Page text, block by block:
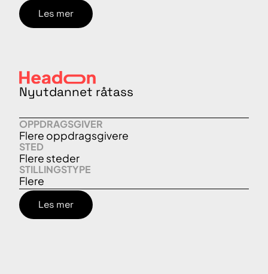
Les mer
Nyutdannet råtass
OPPDRAGSGIVER
Flere oppdragsgivere
STED
Flere steder
STILLINGSTYPE
Flere
Les mer